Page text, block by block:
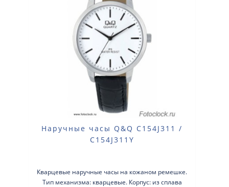
Наручные часы Q&Q C154J311 /
C154J311Y
Кварцевые наручные часы на кожаном ремешке.
Тип механизма: кварцевые. Корпус: из сплава